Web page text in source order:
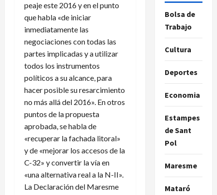
peaje este 2016 y en el punto
que habla «de iniciar
inmediatamente las
negociaciones con todas las
partes implicadas y a utilizar
todos los instrumentos
políticos a su alcance, para
hacer posible su resarcimiento
no más allá del 2016». En otros
puntos de la propuesta
aprobada, se habla de
«recuperar la fachada litoral»
y de «mejorar los accesos de la
C-32» y convertir la vía en
«una alternativa real a la N-II».
La Declaración del Maresme
Bolsa de
Trabajo
Cultura
Deportes
Economia
Estampes
de Sant
Pol
Maresme
Mataró